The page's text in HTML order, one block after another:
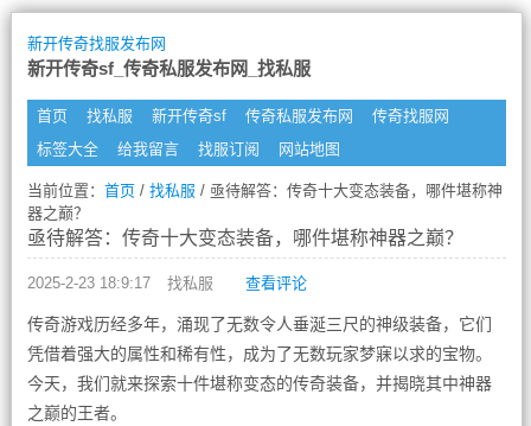
新开传奇找服发布网
新开传奇sf_传奇私服发布网_找私服
首页 找私服 新开传奇sf 传奇私服发布网
传奇找服网
标签大全
给我留言 找服订阅 网站地图
当前位置： 首页/ 找私服 / 亟待解答：传奇十大变态装备，哪件堪称神
器之巅？
亟待解答：传奇十大变态装备，哪件堪称神器之巅？
2025-2-23 18:9:17 找私服 查看评论
传奇游戏历经多年，涌现了无数令人垂涎三尺的神级装备，它们
凭借着强大的属性和稀有性，成为了无数玩家梦寐以求的宝物。
今天，我们就来探索十件堪称变态的传奇装备，并揭晓其中神器
之巅的王者。